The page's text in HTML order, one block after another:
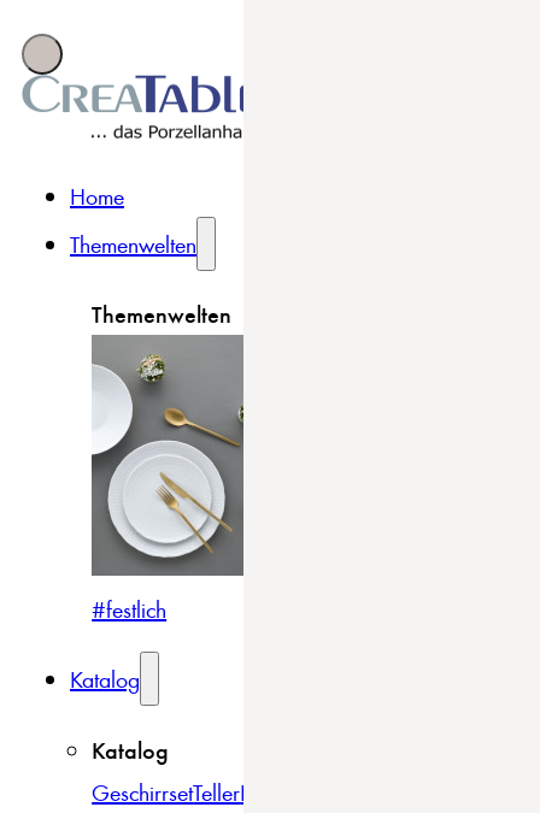
Home
Themenwelten
Themenwelten
#festlich
Katalog
Katalog
GeschirrsetTellerBowls & Schüsseln